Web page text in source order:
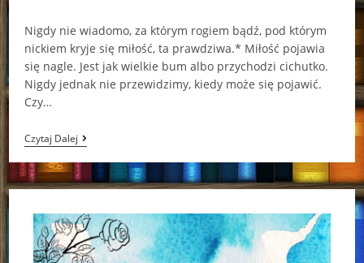
Nigdy nie wiadomo, za którym rogiem bądź, pod którym
nickiem kryje się miłość, ta prawdziwa.* Miłość pojawia
się nagle. Jest jak wielkie bum albo przychodzi cichutko.
Nigdy jednak nie przewidzimy, kiedy może się pojawić.
Czy…
Czytaj DalejHiszpański
Lucyfer
Paulina
Nowaczyk